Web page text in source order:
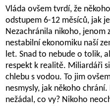
Vláda ovšem tvrdí, že
odstupem 6-12 měsíců, jak
Nezachránila nikoho, jenom
nestabilní ekonomiku naší
let. Snad to nebude o tolik,
respekt k realitě. Miliardáři
chlebu s vodou. To jim
nesmysly, jak někoho
nežádal, co vy? Nikoho